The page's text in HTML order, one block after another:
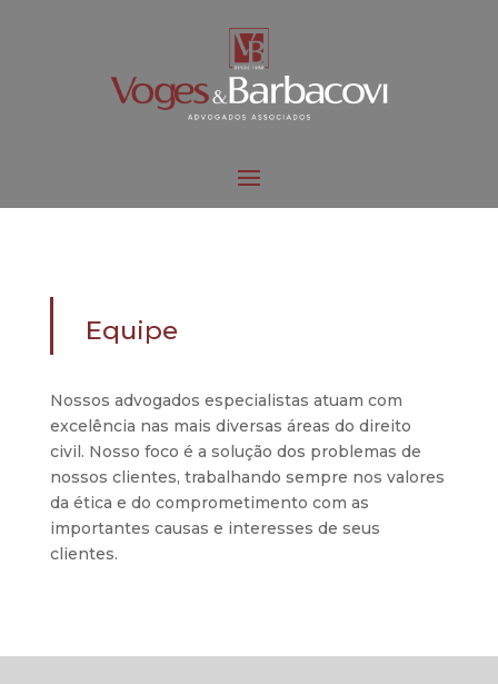
Equipe
Nossos advogados especialistas atuam com
excelência nas mais diversas áreas do direito
civil. Nosso foco é a solução dos problemas de
nossos clientes, trabalhando sempre nos valores
da ética e do comprometimento com as
importantes causas e interesses de seus
clientes.